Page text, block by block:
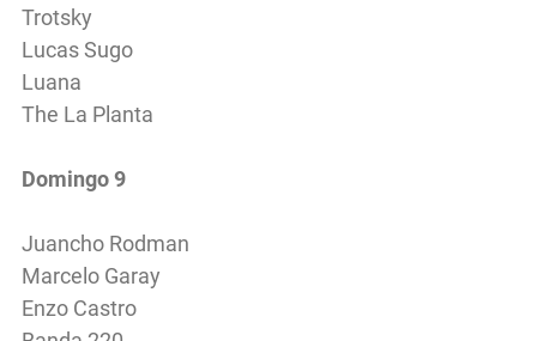
Trotsky
Lucas Sugo
Luana
The La Planta
Domingo 9
Juancho Rodman
Marcelo Garay
Enzo Castro